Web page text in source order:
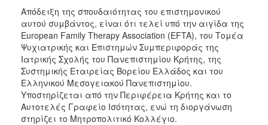
Απόδειξη της σπουδαιότητας του επιστημονικού
αυτού συμβάντος, είναι ότι τελεί υπό την αιγίδα της
European Family Therapy Association (EFTA), του Τομέα
Ψυχιατρικής και Επιστημών Συμπεριφοράς της
Ιατρικής Σχολής του Πανεπιστημίου Κρήτης, της
Συστημικής Εταιρείας Βορείου Ελλάδος και του
Ελληνικού Μεσογειακού Πανεπιστημίου.
Υποστηρίζεται από την Περιφέρεια Κρήτης και το
Αυτοτελές Γραφείο Ισότητας, ενώ τη διοργάνωση
στηρίζει το Μητροπολιτικό Κολλέγιο.